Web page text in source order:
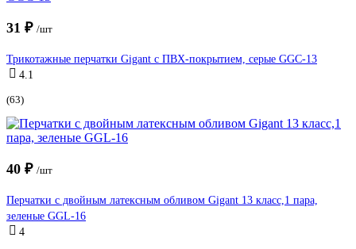
31 ₽ /шт
Трикотажные перчатки Gigant с ПВХ-покрытием, серые GGC-13
4.1
(63)
40 ₽ /шт
Перчатки с двойным латексным обливом Gigant 13 класс,1 пара,
зеленые GGL-16
4